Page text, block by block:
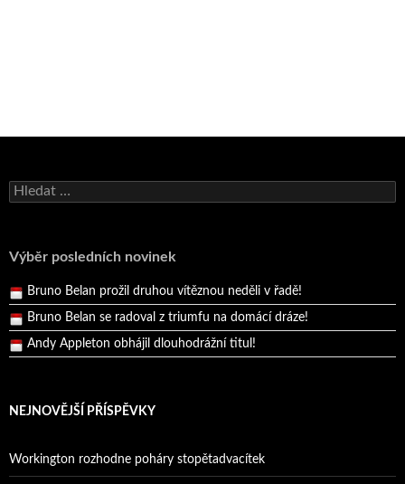
Vyhledávání
Výběr posledních novinek
Andy Appleton obhájil dlouhodrážní titul!
Bruno Belan prožil druhou vítěznou neděli v řadě!
Bruno Belan se radoval z triumfu na domácí dráze!
Andy Appleton obhájil dlouhodrážní titul!
Reprezentační dvojice brala český titul!
NEJNOVĚJŠÍ PŘÍSPĚVKY
Workington rozhodne poháry stopětadvacítek